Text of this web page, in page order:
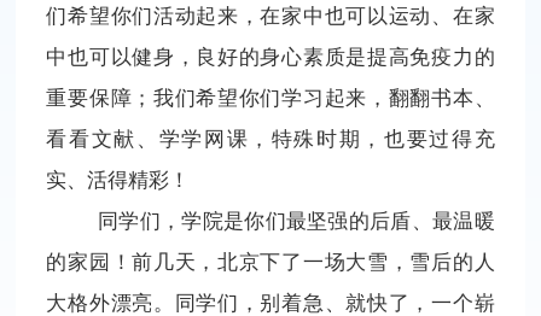
们希望你们活动起来，在家中也可以运动、在家
中也可以健身，良好的身心素质是提高免疫力的
重要保障；我们希望你们学习起来，翻翻书本、
看看文献、学学网课，特殊时期，也要过得充
实、活得精彩！
同学们，学院是你们最坚强的后盾、最温暖
的家园！前几天，北京下了一场大雪，雪后的人
大格外漂亮。同学们，别着急、就快了，一个崭